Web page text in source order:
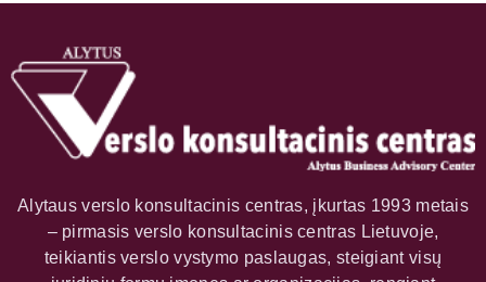
Alytaus verslo konsultacinis centras, įkurtas 1993 metais
– pirmasis verslo konsultacinis centras Lietuvoje,
teikiantis verslo vystymo paslaugas, steigiant visų